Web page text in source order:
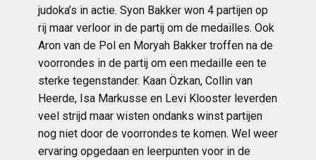
judoka’s in actie. Syon Bakker won 4 partijen op
rij maar verloor in de partij om de medailles. Ook
Aron van de Pol en Moryah Bakker troffen na de
voorrondes in de partij om een medaille een te
sterke tegenstander. Kaan Özkan, Collin van
Heerde, Isa Markusse en Levi Klooster leverden
veel strijd maar wisten ondanks winst partijen
nog niet door de voorrondes te komen. Wel weer
ervaring opgedaan en leerpunten voor in de